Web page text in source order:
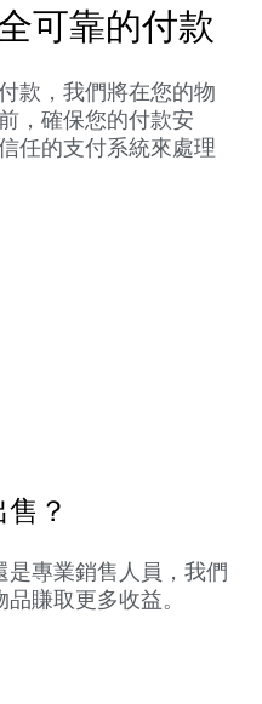
可靠的付款
款，我們將在您的物
，確保您的付款安
任的支付系統來處理
？
專業銷售人員，我們
賺取更多收益。